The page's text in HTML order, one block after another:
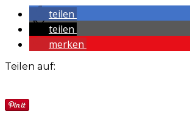
teilen
teilen
merken
Teilen auf: